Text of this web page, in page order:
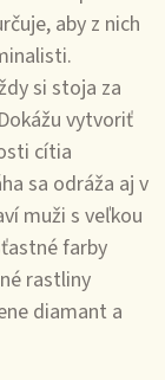
aby z nich
si stoja za
vytvoriť
cítia
sa odráža aj v
muži s veľkou
farby
rastliny
diamant a